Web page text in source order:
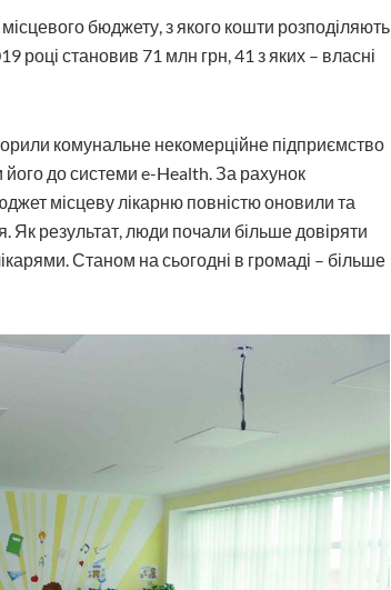
бюджету, з якого кошти розподіляють
становив 71 млн грн, 41 з яких – власні
комунальне некомерційне підприємство
його до системи e-Health. За рахунок
місцеву лікарню повністю оновили та
Як результат, люди почали більше довіряти
Станом на сьогодні в громаді – більше